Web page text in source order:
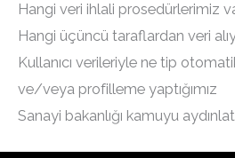
Hangi veri ihlali prosedürlerimiz
Hangi üçüncü taraflardan veri
Kullanıcı verileriyle ne tip
ve/veya profilleme yaptığımız
Sanayi bakanlığı kamuyu